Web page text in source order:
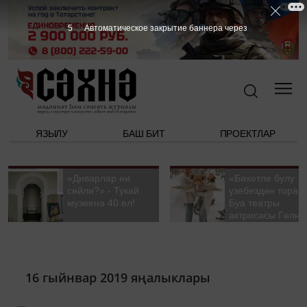
ЯЗЫЛУ БАШ БИТ ПРОЕКТЛАР
«Диварлар ни
сөйли?» - Тукай
музеена 40 ел!
«Бәхетле булу
үзебездән тора».
Буа театры
актрисасы
16 гыйнвар 2019 яңалыклары
5 Автоматическое закрытие баннера через